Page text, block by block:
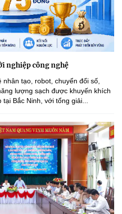
nghiệp công nghệ
tạo, robot, chuyển đổi số,
lượng sạch được khuyến khích
Bắc Ninh, với tổng giải...